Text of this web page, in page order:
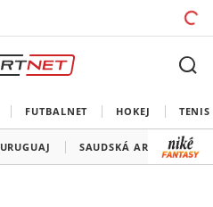
FUTBALNET HOKEJ TENIS
URUGUAJ SAUDSKÁ ARÁBIA